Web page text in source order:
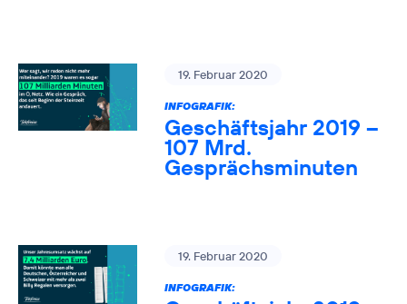
19. Februar 2020
INFOGRAFIK:
Geschäftsjahr 2019 –
107 Mrd.
Gesprächsminuten
19. Februar 2020
INFOGRAFIK: